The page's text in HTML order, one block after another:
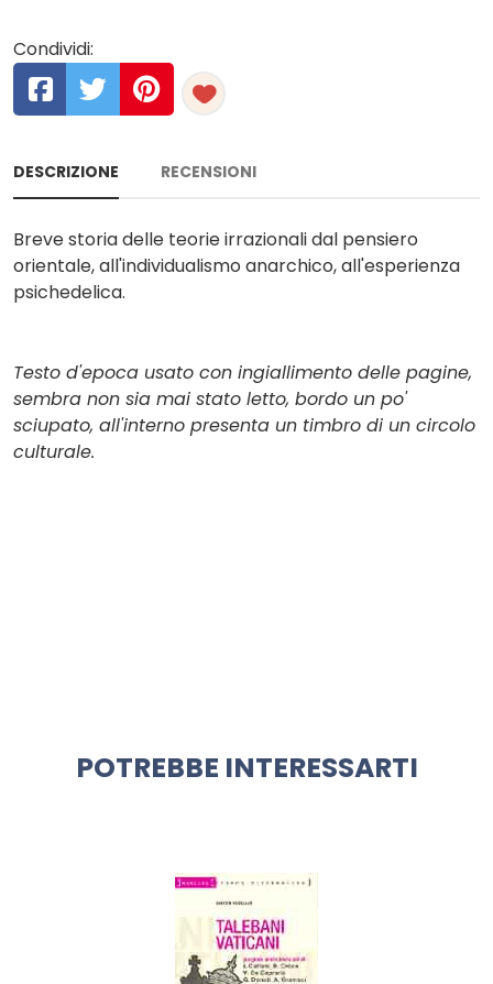
Condividi:
DESCRIZIONE RECENSIONI
Breve storia delle teorie irrazionali dal pensiero
orientale, all'individualismo anarchico, all'esperienza
psichedelica.
Testo d'epoca usato con ingiallimento delle pagine,
sembra non sia mai stato letto, bordo un po'
sciupato, all'interno presenta un timbro di un circolo
culturale.
POTREBBE INTERESSARTI